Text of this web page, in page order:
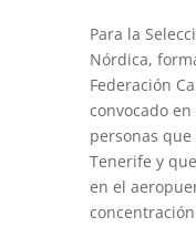
Para la
Nórdica,
Federación
convocado
personas
Tenerife y
en el